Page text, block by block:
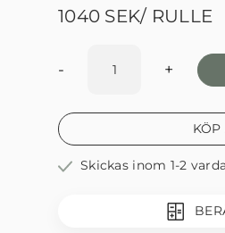
1040 SEK/ RULLE
- +
Skickas inom 1-2